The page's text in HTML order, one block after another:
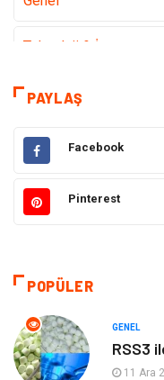
Teknoloji & İnternet
Hizmet
Hukuk
Güzellik & Bakım
Giyim
Otomotiv
Gıda
PAYLAŞ
Facebook
Pinterest
POPÜLER
GENEL
RSS3
11 Ara